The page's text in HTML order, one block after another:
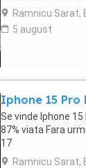
piese .nu trimit în
Ramnicu Sarat,
5 august
Iphone 15 Pro
Se vinde Iphone
87% viata Fara
17
Ramnicu Sarat,